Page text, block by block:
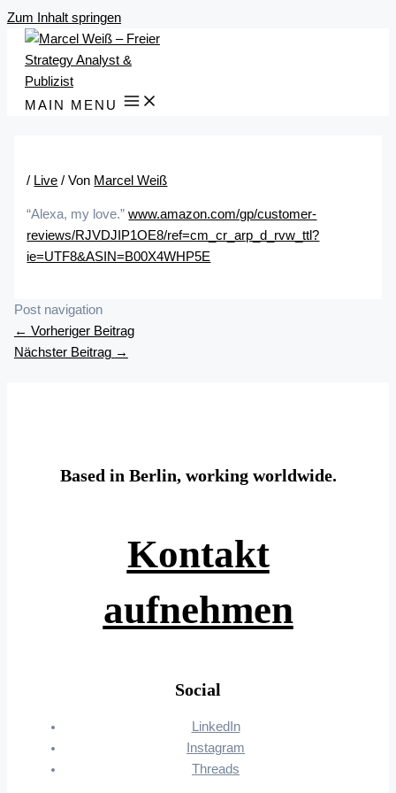
Zum Inhalt springen
MAIN MENU
/ Live / Von Marcel Weiß
“Alexa, my love.”www.amazon.com/gp/customer-
reviews/RJVDJIP1OE8/ref=cm_cr_arp_d_rvw_ttl?
ie=UTF8&ASIN=B00X4WHP5E
Post navigation
← Vorheriger Beitrag
Nächster Beitrag →
Based in Berlin, working worldwide.
Kontakt
aufnehmen
Social
LinkedIn
Instagram
Threads